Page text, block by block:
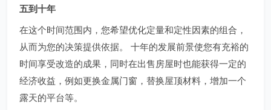
五到十年
在这个时间范围内，您希望优化定量和定性因素的组合，
从而为您的决策提供依据。 十年的发展前景使您有充裕的
时间享受改造的成果，同时在出售房屋时也能获得一定的
经济收益，例如更换金属门窗，替换屋顶材料，增加一个
露天的平台等。